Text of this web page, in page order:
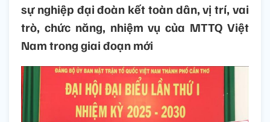
sự nghiệp đại đoàn kết toàn dân, vị trí, vai
trò, chức năng, nhiệm vụ của MTTQ Việt
Nam trong giai đoạn mới